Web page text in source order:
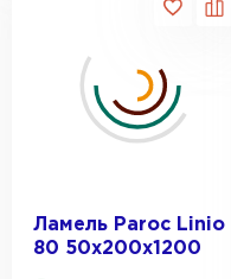
Ламель Paroc Linio
80 50х200х1200